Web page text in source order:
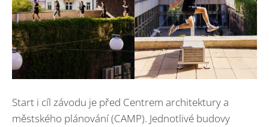
Start i cíl závodu je před Centrem architektury a
městského plánování (CAMP). Jednotlivé budovy